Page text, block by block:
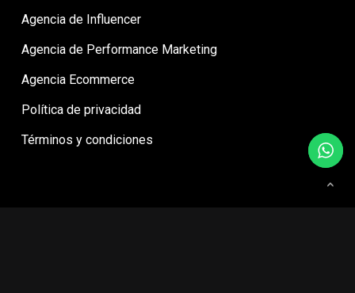
Agencia de Influencer
Agencia de Performance Marketing
Agencia Ecommerce
Política de privacidad
Términos y condiciones